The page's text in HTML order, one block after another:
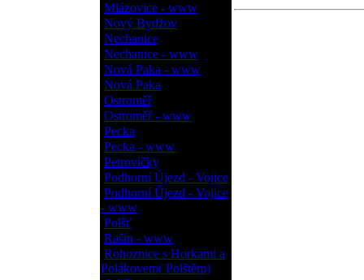
Mlázovice - www
Nový Bydžov
Nechanice
Nechanice - www
Nová Paka - www
Nová Paka
Ostroměř
Ostroměř - www
Pecka
Pecka - www
Petrovičky
Podhorní Újezd - Vojice
Podhorní Újezd - Vojice
- www
Polšť
Rašín - www
Rohoznice s Horkami a
Polákovem( Polštěm)